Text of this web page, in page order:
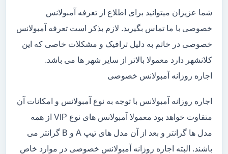
شما عزیزان میتوانید برای اطلاع از تعرفه آمبولانس
خصوصی با ما تماس بگیرید. لازم بذکر است تعرفه آمبولانس
خصوصی در خاتم به دلیل ترافیک و مشکلات خاصی که این
کلانشهر دارد معمولا بالاتر از سایر شهر ها می باشد.
اجاره روزانه آمبولانس خصوصی
اجاره روزانه آمبولانس با توجه به نوع آمبولانس و امکانات آن
متفاوت خواهد بود معمولا آمبولانس های نوع VIP از همه
مدل ها گرانتر و بعد از آن مدل های تیپ A و B گرانتر می
باشند. البته اجاره روزانه آمبولانس خصوصی در موارد خاص